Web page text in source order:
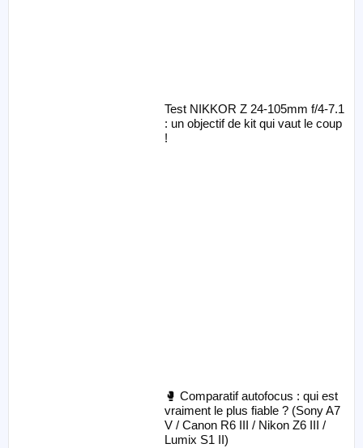
Test NIKKOR Z 24-105mm f/4-7.1
: un objectif de kit qui vaut le coup
!
🥊 Comparatif autofocus : qui est
vraiment le plus fiable ? (Sony A7
V / Canon R6 III / Nikon Z6 III /
Lumix S1 II)